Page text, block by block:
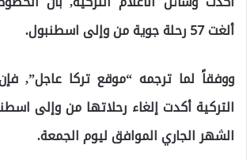
ألغت 57 رحلة جوية من وإلى اسطنبول.
ووفقاً لما ترجمه “موقع تركا عاجل”,
الشهر الجاري الموافق ليوم الجمعة.